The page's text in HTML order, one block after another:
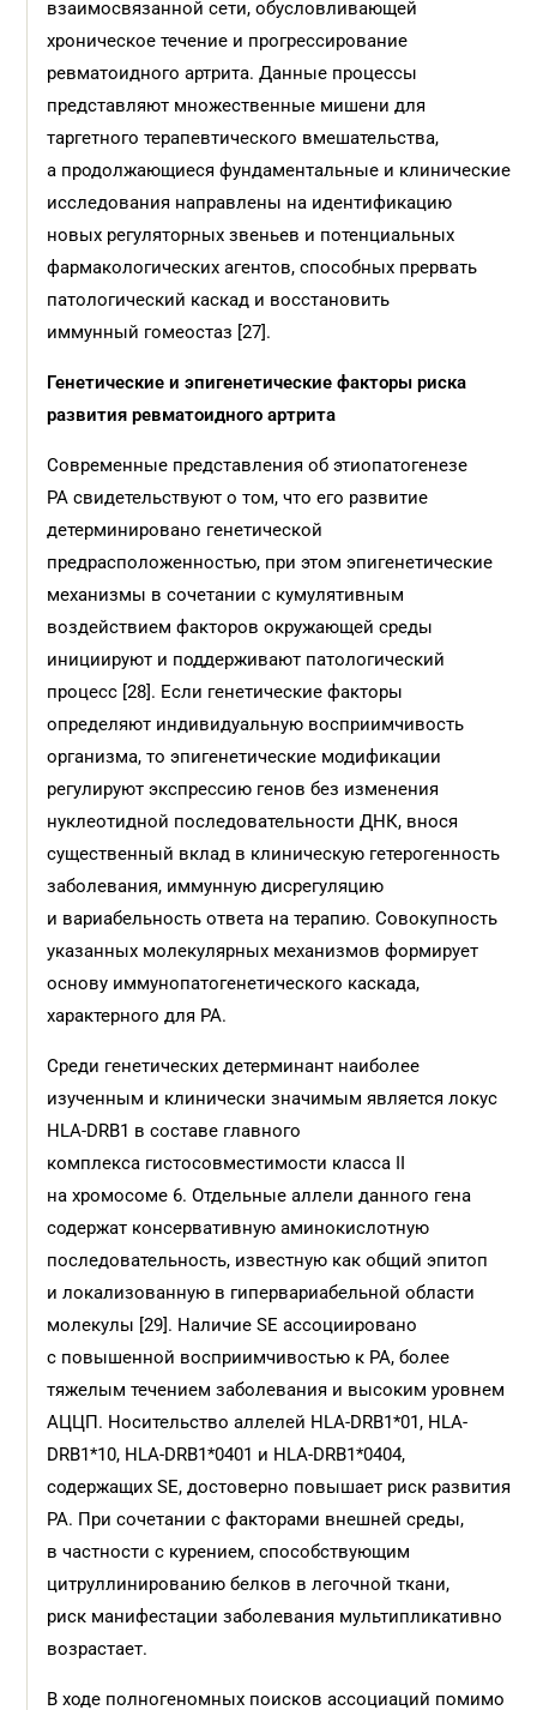
взаимосвязанной сети, обусловливающей
хроническое течение и прогрессирование
ревматоидного артрита. Данные процессы
представляют множественные мишени для
таргетного терапевтического вмешательства,
а продолжающиеся фундаментальные и клинические
исследования направлены на идентификацию
новых регуляторных звеньев и потенциальных
фармакологических агентов, способных прервать
патологический каскад и восстановить
иммунный гомеостаз [27].
Генетические и эпигенетические факторы риска
развития ревматоидного артрита
Современные представления об этиопатогенезе
РА свидетельствуют о том, что его развитие
детерминировано генетической
предрасположенностью, при этом эпигенетические
механизмы в сочетании с кумулятивным
воздействием факторов окружающей среды
инициируют и поддерживают патологический
процесс [28]. Если генетические факторы
определяют индивидуальную восприимчивость
организма, то эпигенетические модификации
регулируют экспрессию генов без изменения
нуклеотидной последовательности ДНК, внося
существенный вклад в клиническую гетерогенность
заболевания, иммунную дисрегуляцию
и вариабельность ответа на терапию. Совокупность
указанных молекулярных механизмов формирует
основу иммунопатогенетического каскада,
характерного для РА.
Среди генетических детерминант наиболее
изученным и клинически значимым является локус
HLA-DRB1 в составе главного
комплекса гистосовместимости класса II
на хромосоме 6. Отдельные аллели данного гена
содержат консервативную аминокислотную
последовательность, известную как общий эпитоп
и локализованную в гипервариабельной области
молекулы [29]. Наличие SE ассоциировано
с повышенной восприимчивостью к РА, более
тяжелым течением заболевания и высоким уровнем
АЦЦП. Носительство аллелей HLA-DRB1*01, HLA-
DRB1*10, HLA-DRB1*0401 и HLA-DRB1*0404,
содержащих SE, достоверно повышает риск развития
РА. При сочетании с факторами внешней среды,
в частности с курением, способствующим
цитруллинированию белков в легочной ткани,
риск манифестации заболевания мультипликативно
возрастает.
В ходе полногеномных поисков ассоциаций помимо